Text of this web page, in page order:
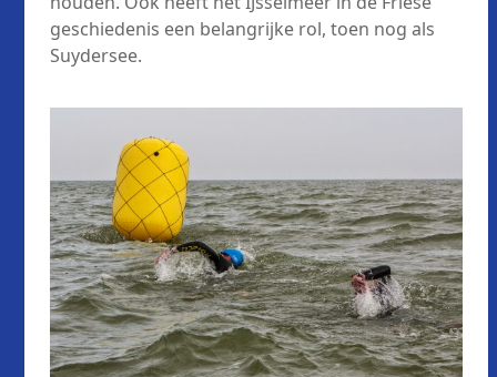
geschiedenis een belangrijke rol, toen nog als
Suydersee.